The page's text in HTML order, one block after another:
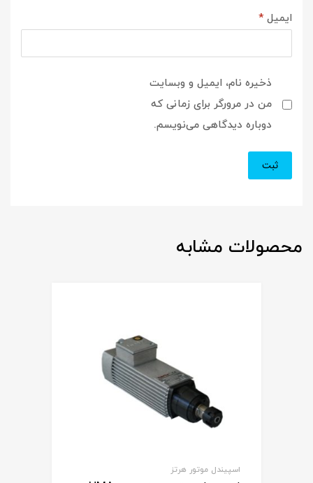
ایمیل*
ذخیره نام، ایمیل و وبسایت
من در مرورگر برای زمانی که
دوباره دیدگاهی می‌نویسم.
محصولات مشابه
اسپیندل موتور هرتز